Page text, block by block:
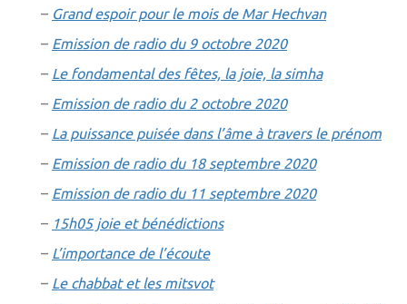
– Grand espoir pour le mois de Mar Hechvan
– Emission de radio du 9 octobre 2020
– Le fondamental des fêtes, la joie, la simha
– Emission de radio du 2 octobre 2020
– La puissance puisée dans l’âme à travers le prénom
– Emission de radio du 18 septembre 2020
– Emission de radio du 11 septembre 2020
– 15h05 joie et bénédictions
– L’importance de l’écoute
– Le chabbat et les mitsvot